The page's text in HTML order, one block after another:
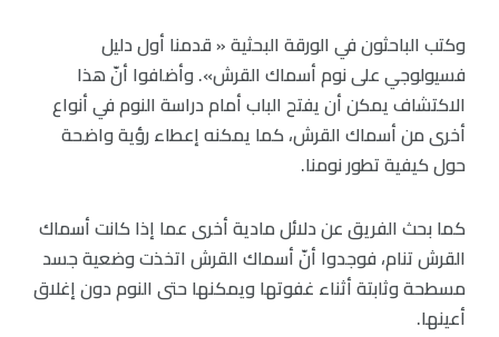
وكتب الباحثون في الورقة البحثية « قدمنا ​​أول دليل
فسيولوجي على نوم أسماك القرش». وأضافوا أنّ هذا
الاكتشاف يمكن أن يفتح الباب أمام دراسة النوم في أنواع
أخرى من أسماك القرش، كما يمكنه إعطاء رؤية واضحة
حول كيفية تطور نومنا.
كما بحث الفريق عن دلائل مادية أخرى عما إذا كانت أسماك
القرش تنام، فوجدوا أنّ أسماك القرش اتخذت وضعية جسد
مسطحة وثابتة أثناء غفوتها ويمكنها حتى النوم دون إغلاق
أعينها.